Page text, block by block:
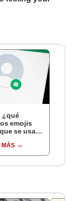
¿qué
emojis
se usan
MÁS